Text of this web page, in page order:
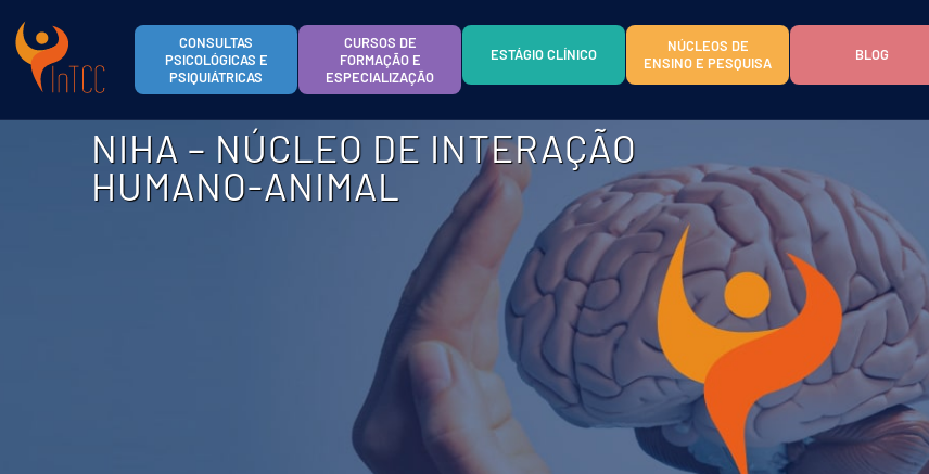
CONSULTAS
PSICOLÓGICAS E
PSIQUIÁTRICAS
CURSOS DE
FORMAÇÃO E
ESPECIALIZAÇÃO
ESTÁGIO CLÍNICO
NÚCLEOS DE
ENSINO E PESQUISA
BLOG
NIHA – NÚCLEO DE INTERAÇÃO
HUMANO-ANIMAL